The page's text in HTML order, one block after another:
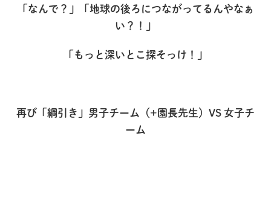
「なんで？」「地球の後ろにつながってるんやなぁ
い？！」
「もっと深いとこ探そっけ！」
再び「綱引き」男子チーム（+園長先生）VS 女子チ
ーム